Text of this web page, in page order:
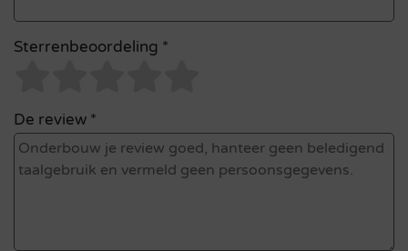
Sterrenbeoordeling *
De review *